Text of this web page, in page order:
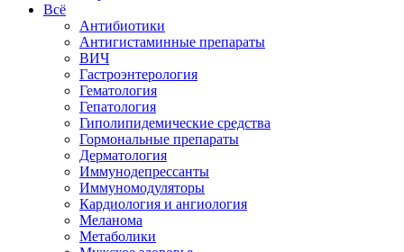
Всё
Антибиотики
Антигистаминные препараты
ВИЧ
Гастроэнтерология
Гематология
Гепатология
Гиполипидемические средства
Гормональные препараты
Дерматология
Иммунодепрессанты
Иммуномодуляторы
Кардиология и ангиология
Меланома
Метаболики